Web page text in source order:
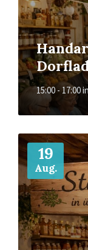
15:00 - 17:00in
19
Aug.
Mehr